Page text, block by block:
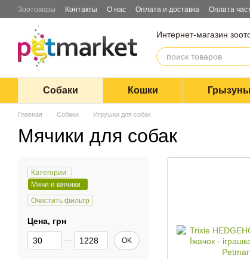
Перейти к основному контенту
Зоотовары Контакты О нас Оплата и доставка Оплата
Интернет-магазин
Собаки Кошки Грызуны
Главная Собаки Игрушки для собак
Мячики для собак
Категории:
Мячи и мячики
Очистить фильтр
Цена, грн
От Цена, грн
До Цена, грн OK